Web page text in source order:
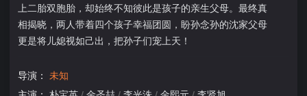
上二胎双胞胎，却始终不知彼此是孩子的亲生父母。最终真
相揭晓，两人带着四个孩子幸福团圆，盼孙念孙的沈家父母
更是将儿媳视如己出，把孙子们宠上天！
导演： 未知